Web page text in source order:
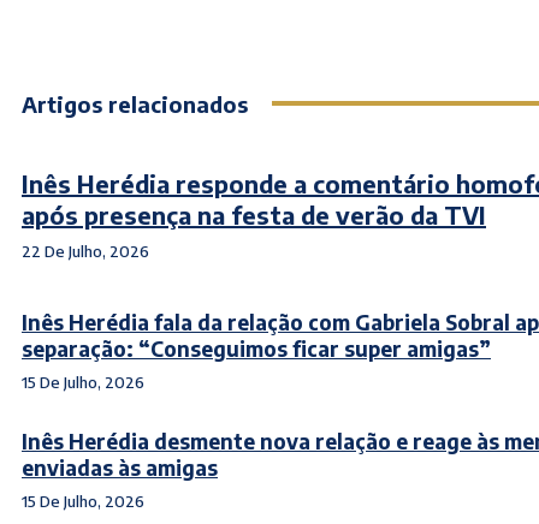
Artigos relacionados
Inês Herédia responde a comentário
após presença na festa de verão da TVI
22 De Julho, 2026
Inês Herédia fala da relação com Gabriela Sobral
separação: “Conseguimos ficar super amigas”
15 De Julho, 2026
Inês Herédia desmente nova relação e reage às
enviadas às amigas
15 De Julho, 2026